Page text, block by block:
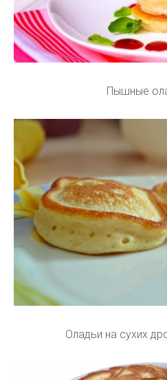
Пышные
Оладьи на сухих